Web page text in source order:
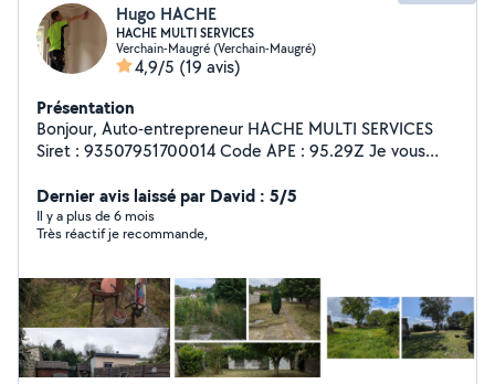
Hugo HACHE
HACHE MULTI SERVICES
Verchain-Maugré (Verchain-Maugré)
4,9/5 (19 avis)
Présentation
Bonjour, Auto-entrepreneur HACHE MULTI SERVICES
Siret : 93507951700014 Code APE : 95.29Z Je vous
extérieurs (tonte, taille de haie, débroussaillage,
labourage, nettoyage des gouttières, peinture, Karcher,
etc...). - Petits travaux d'intérieur (peinture, montage
déchets. - Nettoyage régulier ou gros nettoyage
(remise en état du logement). N'hésitez pas à me
contacter par message. Au plaisir de répondre à vos
besoins. Bien cordialement Hugo HACHE HACHE MULTI
SERVICES 06-17-95-04-04
Dernier avis laissé par David : 5/5
Il y a plus de 6 mois
Très réactif je recommande,